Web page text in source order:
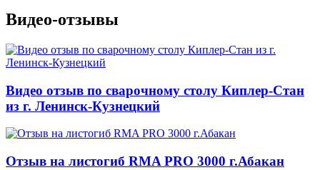
Видео-отзывы
Видео отзыв по сварочному столу Киплер-Стан
из г. Ленинск-Кузнецкий
Отзыв на листогиб RMA PRO 3000 г.Абакан